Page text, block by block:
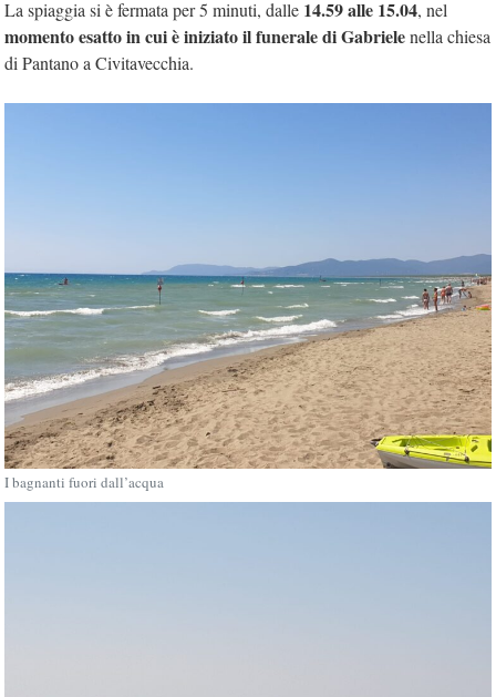
La spiaggia si è fermata per 5 minuti, dalle 14.59 alle 15.04, nel
momento esattoin cui è iniziato il funerale di Gabrielenella chiesa
di Pantano a Civitavecchia.
I bagnanti fuori dall’acqua